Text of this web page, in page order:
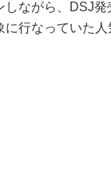
しながら、DSJ
に行なっていた人